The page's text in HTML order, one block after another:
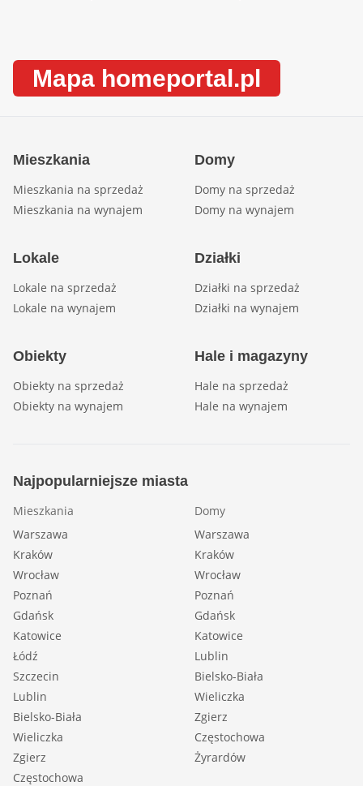
Mapa homeportal.pl
Mieszkania
Mieszkania na sprzedaż
Mieszkania na wynajem
Domy
Domy na sprzedaż
Domy na wynajem
Lokale
Lokale na sprzedaż
Lokale na wynajem
Działki
Działki na sprzedaż
Działki na wynajem
Obiekty
Obiekty na sprzedaż
Obiekty na wynajem
Hale i magazyny
Hale na sprzedaż
Hale na wynajem
Najpopularniejsze miasta
Mieszkania
Warszawa
Kraków
Wrocław
Poznań
Gdańsk
Katowice
Łódź
Szczecin
Lublin
Bielsko-Biała
Wieliczka
Zgierz
Częstochowa
Domy
Warszawa
Kraków
Wrocław
Poznań
Gdańsk
Katowice
Lublin
Bielsko-Biała
Wieliczka
Zgierz
Częstochowa
Żyrardów